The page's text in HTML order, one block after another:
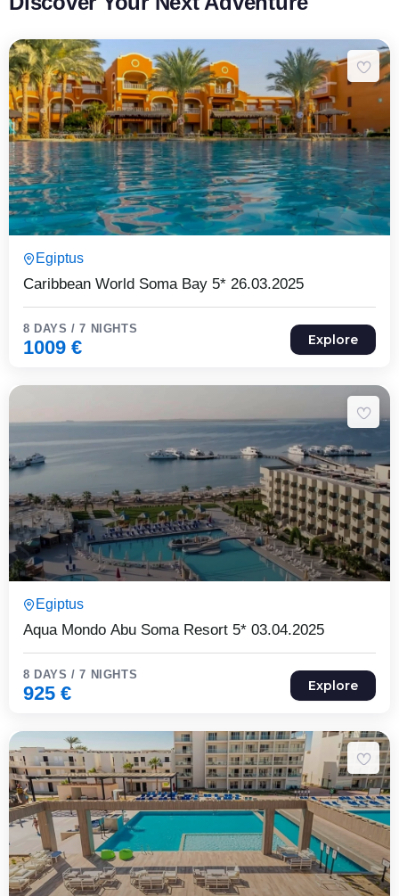
Egiptus
Caribbean World Soma Bay 5* 26.03.2025
8 DAYS / 7 NIGHTS
1009 € Explore
Egiptus
Aqua Mondo Abu Soma Resort 5* 03.04.2025
8 DAYS / 7 NIGHTS
925 € Explore